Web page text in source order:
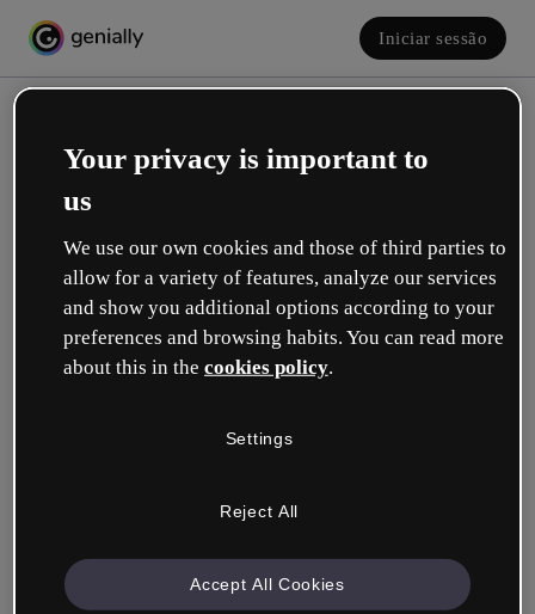
Iniciar sessão
Crie a sua conta! É grátis!
Qual descreve melhor a sua função?
Empresa & Profissionais
Your privacy is important to
us
We use our own cookies and those of third parties to
allow for a variety of features, analyze our services
and show you additional options according to your
preferences and browsing habits. You can read more
about this in the cookies policy.
Settings
Reject All
Accept All Cookies